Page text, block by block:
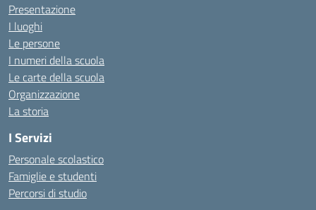
Presentazione
I luoghi
Le persone
I numeri della scuola
Le carte della scuola
Organizzazione
La storia
I Servizi
Personale scolastico
Famiglie e studenti
Percorsi di studio